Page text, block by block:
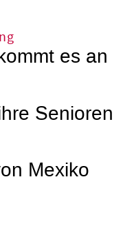
es an
Senioren
Mexiko